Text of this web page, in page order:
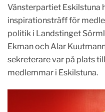
Vänsterpartiet Eskilstuna
inspirationsträff för
politik i Landstinget
Ekman och Alar
sekreterare var på plats
medlemmar i Eskilstuna.